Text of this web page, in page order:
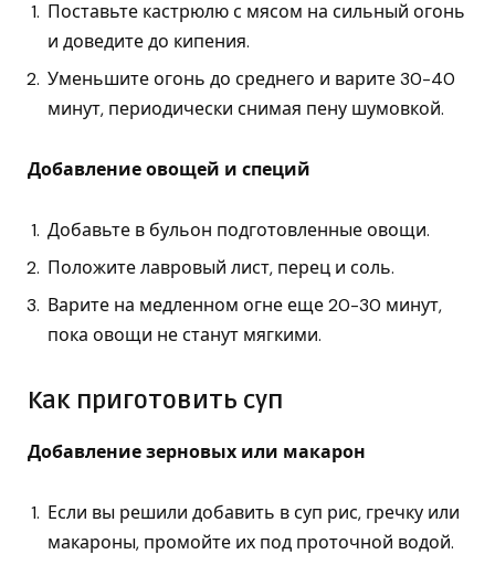
Поставьте кастрюлю с мясом на сильный огонь
и доведите до кипения.
Уменьшите огонь до среднего и варите 30-40
минут, периодически снимая пену шумовкой.
Добавление овощей и специй
Добавьте в бульон подготовленные овощи.
Положите лавровый лист, перец и соль.
Варите на медленном огне еще 20-30 минут,
пока овощи не станут мягкими.
Как приготовить суп
Добавление зерновых или макарон
Если вы решили добавить в суп рис, гречку или
макароны, промойте их под проточной водой.